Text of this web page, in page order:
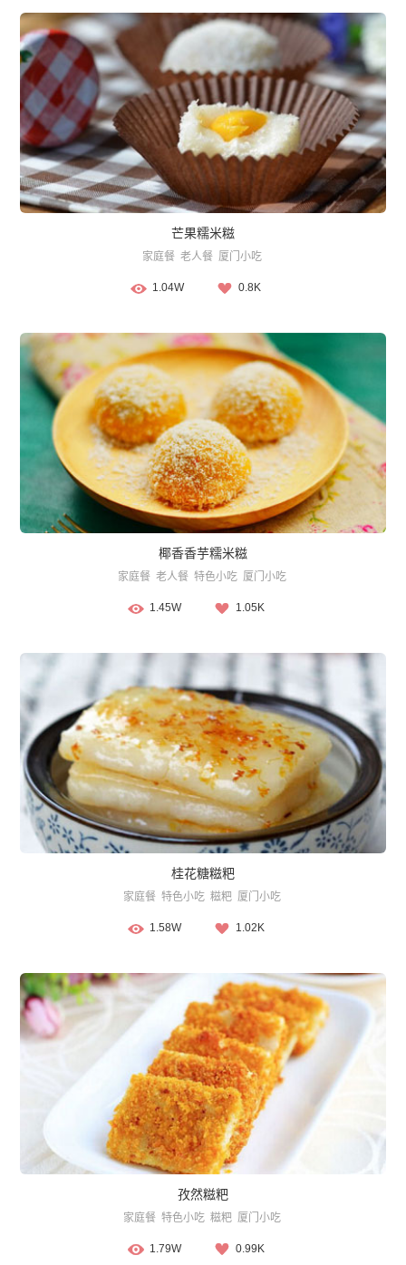
芒果糯米糍
家庭餐 老人餐 厦门小吃
1.04W 0.8K
椰香香芋糯米糍
家庭餐 老人餐 特色小吃 厦门小吃
1.45W 1.05K
桂花糖糍粑
家庭餐 特色小吃 糍粑 厦门小吃
1.58W 1.02K
孜然糍粑
家庭餐 特色小吃 糍粑 厦门小吃
1.79W 0.99K